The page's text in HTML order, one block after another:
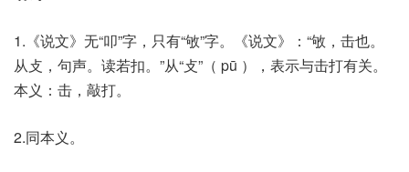
1.《说文》无“叩”字，只有“敂”字。《说文》：“敂，击也。
从攴，句声。读若扣。”从“攴”（ pū ），表示与击打有关。
本义：击，敲打。
2.同本义。